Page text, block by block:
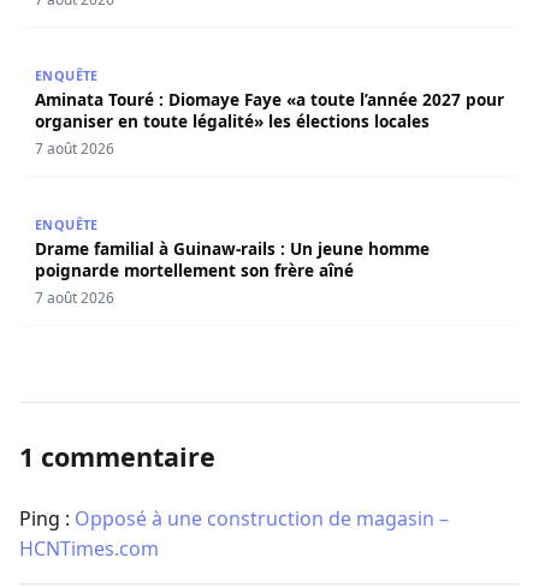
ENQUÊTE
Aminata Touré : Diomaye Faye «a toute l’année 2027 pour
organiser en toute légalité» les élections locales
7 août 2026
ENQUÊTE
Drame familial à Guinaw-rails : Un jeune homme
poignarde mortellement son frère aîné
7 août 2026
1 commentaire
Ping : Opposé à une construction de magasin –
HCNTimes.com